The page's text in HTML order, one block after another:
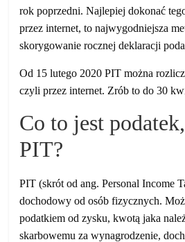
rok poprzedni. Najlepiej dokonać
przez internet, to najwygodniejsza
skorygowanie rocznej deklaracji
Od 15 lutego 2020 PIT można
czyli przez internet. Zrób to do 30
Co to jest
PIT?
PIT (skrót od ang. Personal Income
dochodowy od osób fizycznych.
podatkiem od zysku, kwotą jaka
skarbowemu za wynagrodzenie,